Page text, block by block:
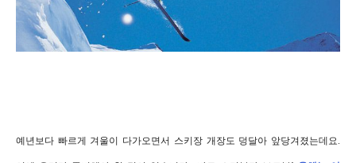
예년보다 빠르게 겨울이 다가오면서 스키장 개장도 덩달아 앞당겨졌는데요.